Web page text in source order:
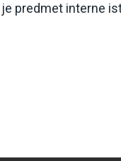
predmet interne